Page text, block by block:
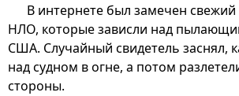
В интернете был замечен свежий
НЛО, которые зависли над
США. Случайный свидетель заснял,
над судном в огне, а потом
стороны.